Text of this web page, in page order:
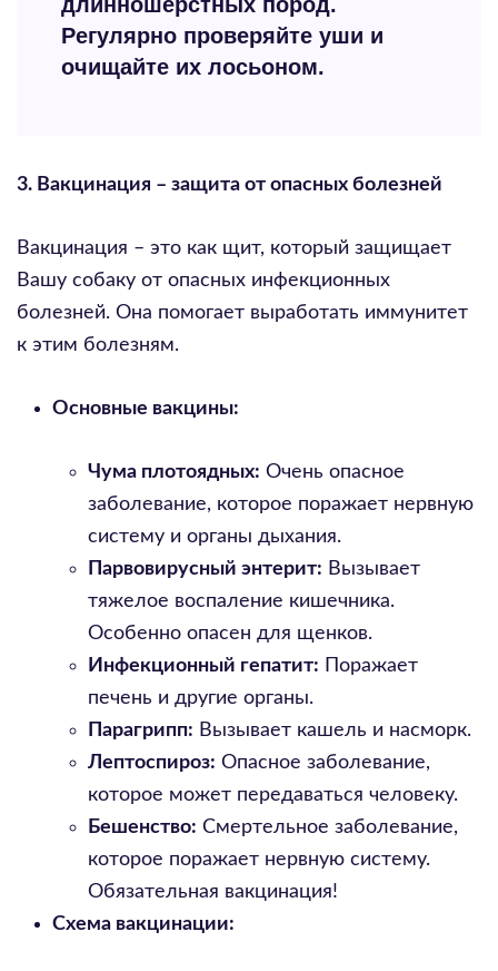
Регулярно проверяйте уши и
очищайте их лосьоном.
3. Вакцинация – защита от опасных болезней
Вакцинация – это как щит, который защищает
Вашу собаку от опасных инфекционных
болезней. Она помогает выработать иммунитет
к этим болезням.
Основные вакцины:
Чума плотоядных: Очень опасное
заболевание, которое поражает нервную
систему и органы дыхания.
Парвовирусный энтерит: Вызывает
тяжелое воспаление кишечника.
Особенно опасен для щенков.
Инфекционный гепатит: Поражает
печень и другие органы.
Парагрипп: Вызывает кашель и насморк.
Лептоспироз: Опасное заболевание,
которое может передаваться человеку.
Бешенство: Смертельное заболевание,
которое поражает нервную систему.
Обязательная вакцинация!
Схема вакцинации: